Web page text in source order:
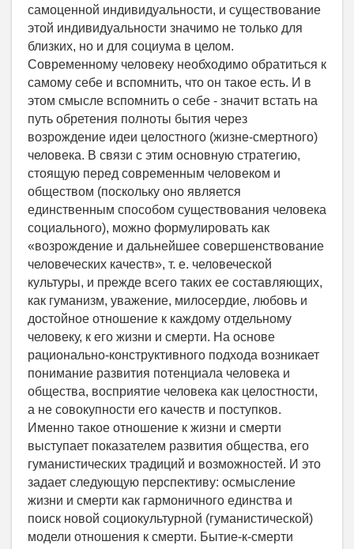
самоценной индивидуальности, и существование
этой индивидуальности значимо не только для
близких, но и для социума в целом.
Современному человеку необходимо обратиться к
самому себе и вспомнить, что он такое есть. И в
этом смысле вспомнить о себе - значит встать на
путь обретения полноты бытия через
возрождение идеи целостного (жизне-смертного)
человека. В связи с этим основную стратегию,
стоящую перед современным человеком и
обществом (поскольку оно является
единственным способом существования человека
социального), можно формулировать как
«возрождение и дальнейшее совершенствование
человеческих качеств», т. е. человеческой
культуры, и прежде всего таких ее составляющих,
как гуманизм, уважение, милосердие, любовь и
достойное отношение к каждому отдельному
человеку, к его жизни и смерти. На основе
рационально-конструктивного подхода возникает
понимание развития потенциала человека и
общества, восприятие человека как целостности,
а не совокупности его качеств и поступков.
Именно такое отношение к жизни и смерти
выступает показателем развития общества, его
гуманистических традиций и возможностей. И это
задает следующую перспективу: осмысление
жизни и смерти как гармоничного единства и
поиск новой социокультурной (гуманистической)
модели отношения к смерти. Бытие-к-смерти